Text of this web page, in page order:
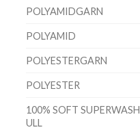
POLYAMIDGARN
POLYAMID
POLYESTERGARN
POLYESTER
100% SOFT SUPERWASH
ULL